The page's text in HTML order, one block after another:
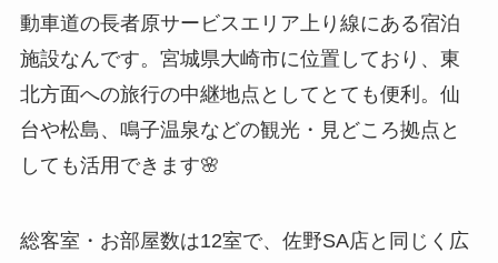
動車道の長者原サービスエリア上り線にある宿泊
施設なんです。宮城県大崎市に位置しており、東
北方面への旅行の中継地点としてとても便利。仙
台や松島、鳴子温泉などの観光・見どころ拠点と
しても活用できます🌸
総客室・お部屋数は12室で、佐野SA店と同じく広